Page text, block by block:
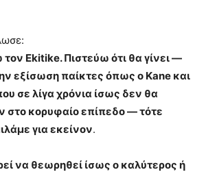
Ekitike. Πιστεύω ότι θα γίνει —
εξίσωση παίκτες όπως ο Kane και
σε λίγα χρόνια ίσως δεν θα
στο κορυφαίο επίπεδο — τότε
για εκείνον.
να θεωρηθεί ίσως ο καλύτερος ή